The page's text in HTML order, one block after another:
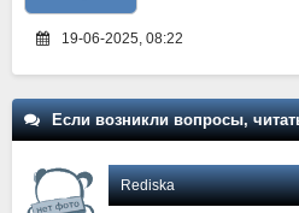
19-06-2025, 08:22
Если возникли вопросы,
Rediska